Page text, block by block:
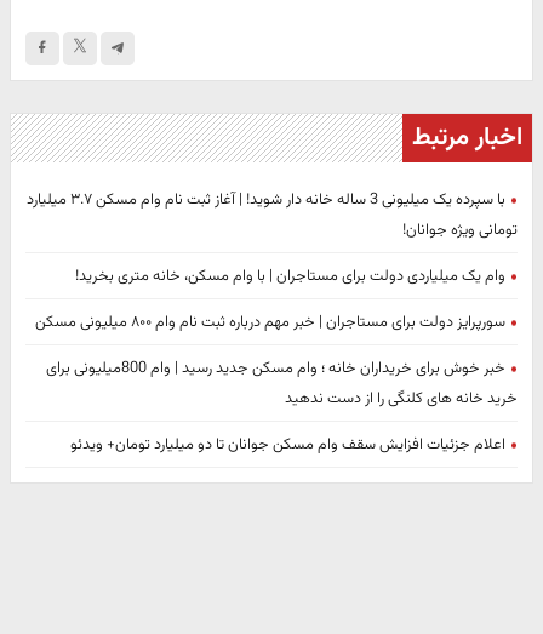
اخبار مرتبط
با سپرده یک میلیونی 3 ساله خانه دار شوید! | آغاز ثبت نام وام مسکن ۳.۷ میلیارد
تومانی ویژه جوانان!
وام یک میلیاردی دولت برای مستاجران | با وام مسکن، خانه متری بخرید!
سورپرایز دولت برای مستاجران | خبر مهم درباره ثبت نام وام ۸۰۰ میلیونی مسکن
خبر خوش برای خریداران خانه ؛ وام مسکن جدید رسید | وام 800میلیونی برای
خرید خانه های کلنگی را از دست ندهید
اعلام جزئیات افزایش سقف وام مسکن جوانان تا دو میلیارد تومان+ ویدئو